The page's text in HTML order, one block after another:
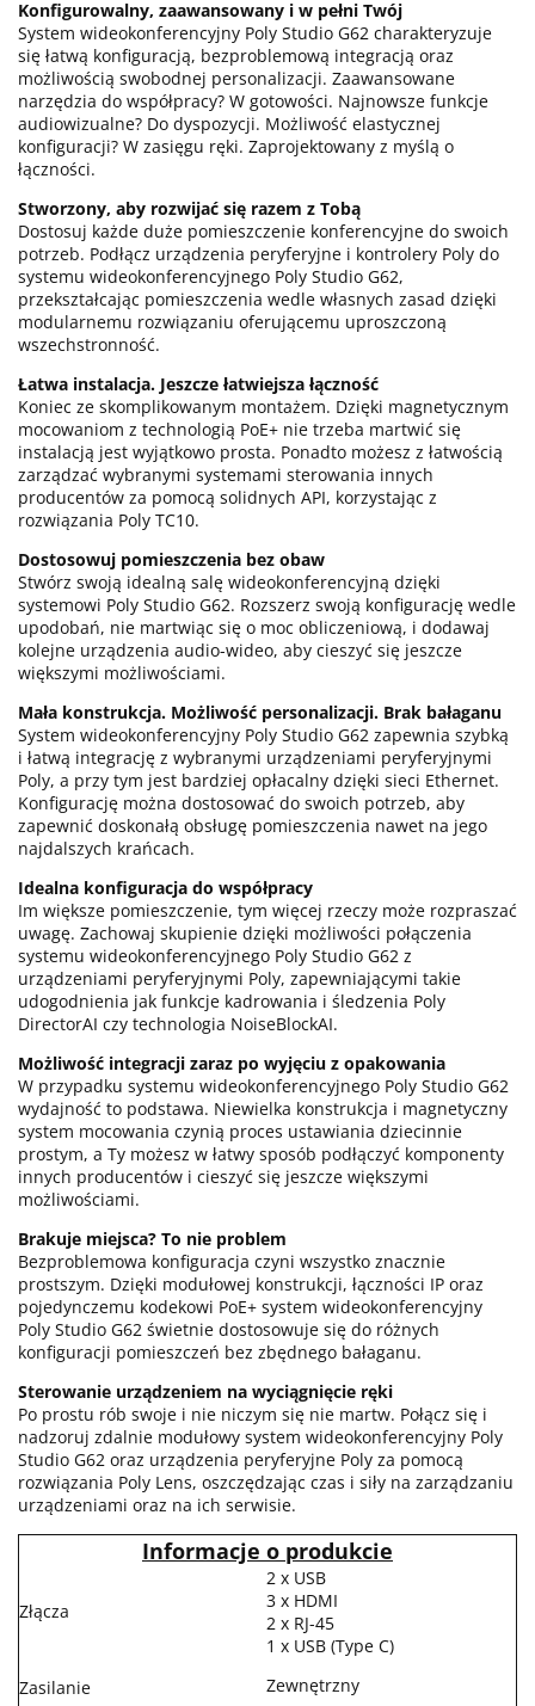
Konfigurowalny, zaawansowany i w pełni Twój
System wideokonferencyjny Poly Studio G62 charakteryzuje
się łatwą konfiguracją, bezproblemową integracją oraz
możliwością swobodnej personalizacji. Zaawansowane
narzędzia do współpracy? W gotowości. Najnowsze funkcje
audiowizualne? Do dyspozycji. Możliwość elastycznej
konfiguracji? W zasięgu ręki. Zaprojektowany z myślą o
łączności.
Stworzony, aby rozwijać się razem z Tobą
Dostosuj każde duże pomieszczenie konferencyjne do swoich
potrzeb. Podłącz urządzenia peryferyjne i kontrolery Poly do
systemu wideokonferencyjnego Poly Studio G62,
przekształcając pomieszczenia wedle własnych zasad dzięki
modularnemu rozwiązaniu oferującemu uproszczoną
wszechstronność.
Łatwa instalacja. Jeszcze łatwiejsza łączność
Koniec ze skomplikowanym montażem. Dzięki magnetycznym
mocowaniom z technologią PoE+ nie trzeba martwić się
instalacją jest wyjątkowo prosta. Ponadto możesz z łatwością
zarządzać wybranymi systemami sterowania innych
producentów za pomocą solidnych API, korzystając z
rozwiązania Poly TC10.
Dostosowuj pomieszczenia bez obaw
Stwórz swoją idealną salę wideokonferencyjną dzięki
systemowi Poly Studio G62. Rozszerz swoją konfigurację wedle
upodobań, nie martwiąc się o moc obliczeniową, i dodawaj
kolejne urządzenia audio-wideo, aby cieszyć się jeszcze
większymi możliwościami.
Mała konstrukcja. Możliwość personalizacji. Brak bałaganu
System wideokonferencyjny Poly Studio G62 zapewnia szybką
i łatwą integrację z wybranymi urządzeniami peryferyjnymi
Poly, a przy tym jest bardziej opłacalny dzięki sieci Ethernet.
Konfigurację można dostosować do swoich potrzeb, aby
zapewnić doskonałą obsługę pomieszczenia nawet na jego
najdalszych krańcach.
Idealna konfiguracja do współpracy
Im większe pomieszczenie, tym więcej rzeczy może rozpraszać
uwagę. Zachowaj skupienie dzięki możliwości połączenia
systemu wideokonferencyjnego Poly Studio G62 z
urządzeniami peryferyjnymi Poly, zapewniającymi takie
udogodnienia jak funkcje kadrowania i śledzenia Poly
DirectorAI czy technologia NoiseBlockAI.
Możliwość integracji zaraz po wyjęciu z opakowania
W przypadku systemu wideokonferencyjnego Poly Studio G62
wydajność to podstawa. Niewielka konstrukcja i magnetyczny
system mocowania czynią proces ustawiania dziecinnie
prostym, a Ty możesz w łatwy sposób podłączyć komponenty
innych producentów i cieszyć się jeszcze większymi
możliwościami.
Brakuje miejsca? To nie problem
Bezproblemowa konfiguracja czyni wszystko znacznie
prostszym. Dzięki modułowej konstrukcji, łączności IP oraz
pojedynczemu kodekowi PoE+ system wideokonferencyjny
Poly Studio G62 świetnie dostosowuje się do różnych
konfiguracji pomieszczeń bez zbędnego bałaganu.
Sterowanie urządzeniem na wyciągnięcie ręki
Po prostu rób swoje i nie niczym się nie martw. Połącz się i
nadzoruj zdalnie modułowy system wideokonferencyjny Poly
Studio G62 oraz urządzenia peryferyjne Poly za pomocą
rozwiązania Poly Lens, oszczędzając czas i siły na zarządzaniu
urządzeniami oraz na ich serwisie.
Informacje o produkcie
Złącza
2 x USB
3 x HDMI
2 x RJ-45
1 x USB (Type C)
Zasilanie
Zewnętrzny